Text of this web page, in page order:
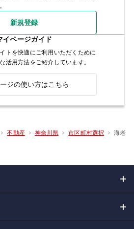
新規登録
イページガイド
トを快適にご利用いただくために
活用方法をご紹介しています。
ジの使い方はこちら
不動産 神奈川県 市区町村選択 海老